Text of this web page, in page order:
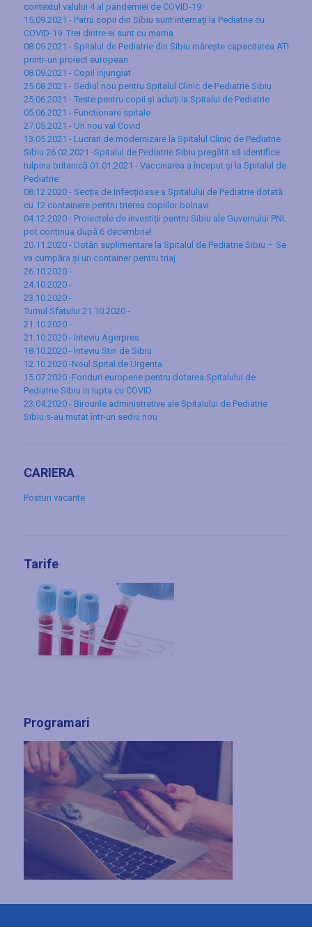
contextul valului 4 al pandemiei de COVID-19
15.09.2021 - Patru copii din Sibiu sunt internați la Pediatrie cu
COVID-19. Trei dintre ei sunt cu mama
08.09.2021 - Spitalul de Pediatrie din Sibiu mărește capacitatea ATI
printr-un proiect european
08.09.2021 - Copil injungiat
25.08.2021 - Sediul nou pentru Spitalul Clinic de Pediatrie Sibiu
25.06.2021 - Teste pentru copii și adulți la Spitalul de Pediatrie
05.06.2021 - Functionare spitale
27.05.2021 - Un nou val Covid
13.05.2021 - Lucrari de modernizare la Spitalul Clinic de Pediatrie
Sibiu 26.02.2021 -Spitalul de Pediatrie Sibiu pregătit să identifice
tulpina britanică 01.01.2021 - Vaccinarea a început şi la Spitalul de
Pediatrie
08.12.2020 - Secția de Infecțioase a Spitalului de Pediatrie dotată
cu 12 containere pentru trierea copiilor bolnavi
04.12.2020 - Proiectele de investiții pentru Sibiu ale Guvernului PNL
pot continua după 6 decembrie!
20.11.2020 - Dotări suplimentare la Spitalul de Pediatrie Sibiu – Se
va cumpăra și un container pentru triaj
26.10.2020 -
24.10.2020 -
23.10.2020 -
Turnul Sfatului 21.10.2020 -
21.10.2020 -
21.10.2020 - Inteviu Agerpres
18.10.2020 - Inteviu Stiri de Sibiu
12.10.2020 -Noul Spital de Urgenta
15.07.2020 -Fonduri europene pentru dotarea Spitalului de
Pediatrie Sibiu in lupta cu COVID
23.04.2020 - Birourile administrative ale Spitalului de Pediatrie
Sibiu s-au mutat într-un sediu nou
CARIERA
Posturi vacante
Tarife
Programari